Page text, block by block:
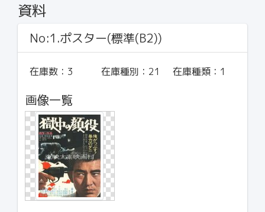
資料
No:1.ポスター(標準(B2))
在庫数： 3 在庫種別： 21 在庫種類： 1
画像一覧